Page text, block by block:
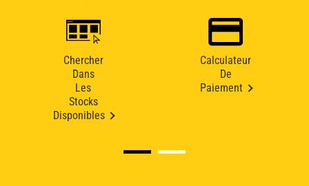
Chercher
Dans
Les
Stocks
Disponibles
Calculateur
De
Paiement